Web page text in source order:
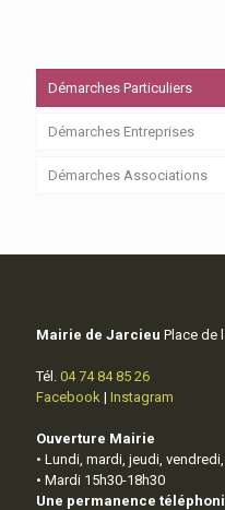
Démarches Particuliers
Démarches Entreprises
Démarches Associations
Mairie de Jarcieu Place de
Tél. 04 74 84 85 26
Facebook | Instagram
Ouverture Mairie
• Lundi, mardi, jeudi,
• Mardi 15h30-18h30
Une permanence